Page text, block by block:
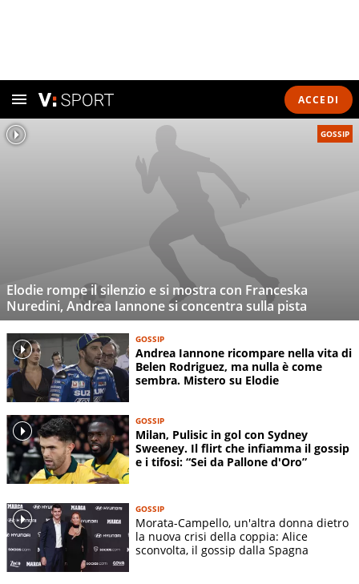
ACCEDI
GOSSIP
Elodie rompe il silenzio e si mostra con Franceska
Nuredini, Andrea Iannone si concentra sulla pista
GOSSIP
Andrea Iannone ricompare nella vita di
Belen Rodriguez, ma nulla è come
sembra. Mistero su Elodie
GOSSIP
Milan, Pulisic in gol con Sydney
Sweeney. Il flirt che infiamma il gossip
e i tifosi: “Sei da Pallone d'Oro”
GOSSIP
Morata-Campello, un'altra donna dietro
la nuova crisi della coppia: Alice
sconvolta, il gossip dalla Spagna